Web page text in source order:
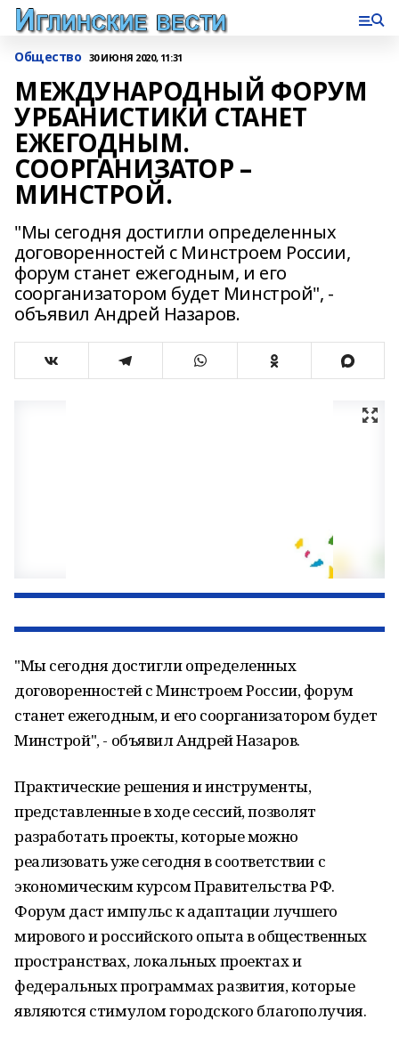
Общество 30 ИЮНЯ 2020, 11:31
МЕЖДУНАРОДНЫЙ ФОРУМ
УРБАНИСТИКИ СТАНЕТ
ЕЖЕГОДНЫМ.
СООРГАНИЗАТОР –
МИНСТРОЙ.
"Мы сегодня достигли определенных
договоренностей с Минстроем России,
форум станет ежегодным, и его
соорганизатором будет Минстрой", -
объявил Андрей Назаров.
"Мы сегодня достигли определенных
договоренностей с Минстроем России, форум
станет ежегодным, и его соорганизатором будет
Минстрой", - объявил Андрей Назаров.
Практические решения и инструменты,
представленные в ходе сессий, позволят
разработать проекты, которые можно
реализовать уже сегодня в соответствии с
экономическим курсом Правительства РФ.
Форум даст импульс к адаптации лучшего
мирового и российского опыта в общественных
пространствах, локальных проектах и
федеральных программах развития, которые
являются стимулом городского благополучия.